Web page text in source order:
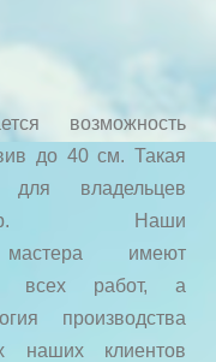
возможность
до 40 см. Такая
владельцев
Наши
мастера имеют
всех работ, а
производства
наших клиентов